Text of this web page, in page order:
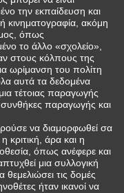
την εκπαίδευση και
κινηματογραφία, ακόμη
όπως
το άλλο «σχολείο»,
στους κόλπους της
ωρίμανση του πολίτη
αυτά τα δεδομένα
τέτοιας παραγωγής
παραγωγής και
να διαμορφωθεί σα
κριτική, άρα και η
όπως ανέφερε και
μια συλλογική
τις δομές
ήταν ικανοί να